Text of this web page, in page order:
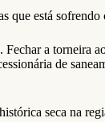
que está
a torneira
de
seca na